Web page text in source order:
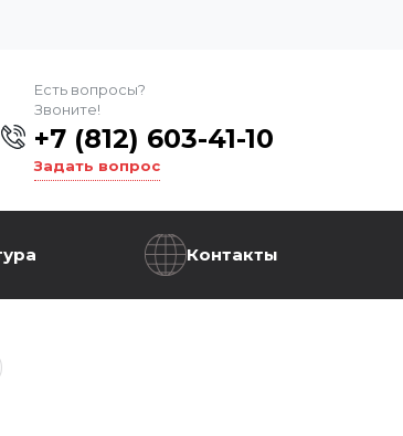
Есть вопросы?
Звоните!
+7 (812) 603-41-10
Задать вопрос
Контакты